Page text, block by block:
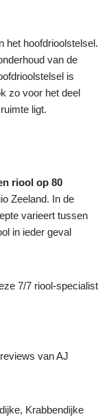
het hoofdrioolstelsel.
van de
is
zo voor het deel
ligt.
riool op 80
Zeeland. In de
varieert tussen
in ieder geval
7/7 riool-specialist
van AJ
Krabbendijke